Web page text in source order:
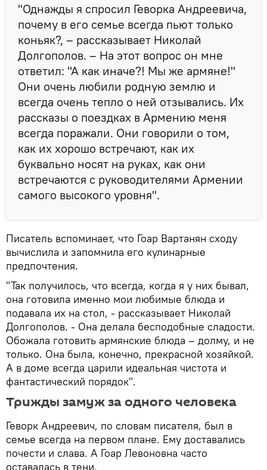
"Однажды я спросил Геворка Андреевича,
почему в его семье всегда пьют только
коньяк?, – рассказывает Николай
Долгополов. – На этот вопрос он мне
ответил: "А как иначе?! Мы же армяне!"
Они очень любили родную землю и
всегда очень тепло о ней отзывались. Их
рассказы о поездках в Армению меня
всегда поражали. Они говорили о том,
как их хорошо встречают, как их
буквально носят на руках, как они
встречаются с руководителями Армении
самого высокого уровня".
Писатель вспоминает, что Гоар Вартанян сходу
вычислила и запомнила его кулинарные
предпочтения.
"Так получилось, что всегда, когда я у них бывал,
она готовила именно мои любимые блюда и
подавала их на стол, - рассказывает Николай
Долгополов. - Она делала бесподобные сладости.
Обожала готовить армянские блюда – долму, и не
только. Она была, конечно, прекрасной хозяйкой.
А в доме всегда царили идеальная чистота и
фантастический порядок".
Трижды замуж за одного человека
Геворк Андреевич, по словам писателя, был в
семье всегда на первом плане. Ему доставались
почести и слава. А Гоар Левоновна часто
оставалась в тени.